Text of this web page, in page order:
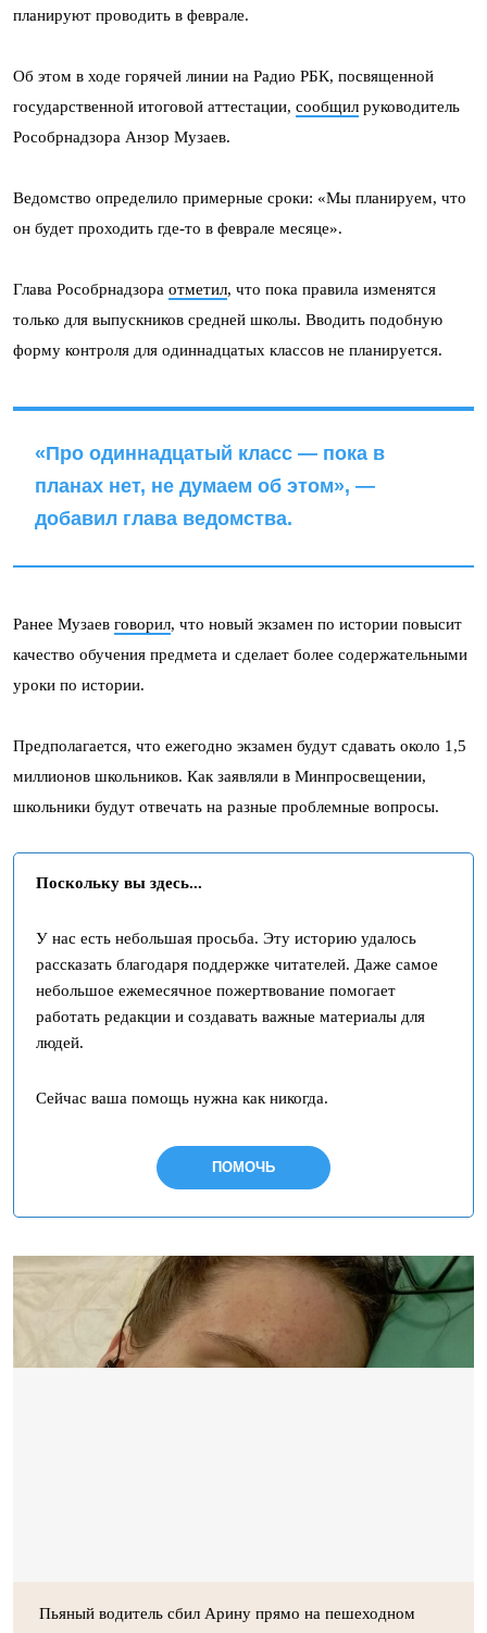
планируют проводить в феврале.
Об этом в ходе горячей линии на Радио РБК, посвященной
государственной итоговой аттестации, сообщил руководитель
Рособрнадзора Анзор Музаев.
Ведомство определило примерные сроки: «Мы планируем, что
он будет проходить где-то в феврале месяце».
Глава Рособрнадзора отметил, что пока правила изменятся
только для выпускников средней школы. Вводить подобную
форму контроля для одиннадцатых классов не планируется.
«Про одиннадцатый класс — пока в
планах нет, не думаем об этом», —
добавил глава ведомства.
Ранее Музаев говорил, что новый экзамен по истории повысит
качество обучения предмета и сделает более содержательными
уроки по истории.
Предполагается, что ежегодно экзамен будут сдавать около 1,5
миллионов школьников. Как заявляли в Минпросвещении,
школьники будут отвечать на разные проблемные вопросы.
Поскольку вы здесь...
У нас есть небольшая просьба. Эту историю удалось
рассказать благодаря поддержке читателей. Даже самое
небольшое ежемесячное пожертвование помогает
работать редакции и создавать важные материалы для
людей.
Сейчас ваша помощь нужна как никогда.
ПОМОЧЬ
Пьяный водитель сбил Арину прямо на пешеходном